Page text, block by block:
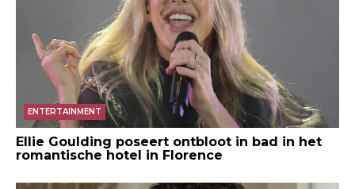
ENTERTAINMENT
Ellie Goulding poseert ontbloot in bad in het
romantische hotel in Florence